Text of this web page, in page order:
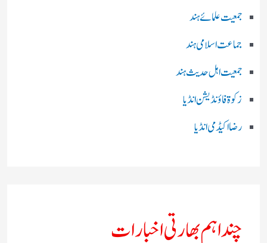
جمعیت علمائے ہند
جماعت اسلامی ہند
جمعیت اہل حدیث ہند
زکوۃ فاؤنڈیشن انڈیا
رضا اکیڈمی انڈیا
چند اہم بھارتی اخبارات